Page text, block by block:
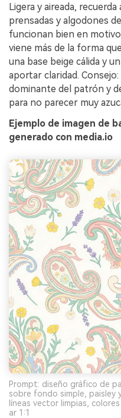
Ligera y aireada,
prensadas y algodones
funcionan bien en
viene más de la forma
una base beige cálida y
aportar claridad.
dominante del patrón y
para no parecer muy
Ejemplo de imagen de
generado con media.io
Prompt: diseño gráfico de
sobre fondo simple, paisley
líneas vector limpias,
ar 1:1